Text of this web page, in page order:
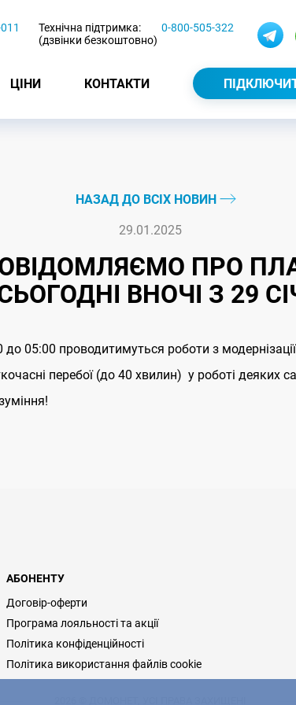
Технічна підтримка:
(дзвінки безкоштовно)
0-800-505-322
ЦІНИ КОНТАКТИ
НАЗАД ДО ВСІХ НОВИН
29.01.2025
ПРО
ВНОЧІ З 29
до 05:00 проводитимуться роботи з
перебої (до 40 хвилин) у роботі деяких
АБОНЕНТУ
Договір-оферти
Програма лояльності та акції
Політика конфіденційності
Політика використання файлів cookie